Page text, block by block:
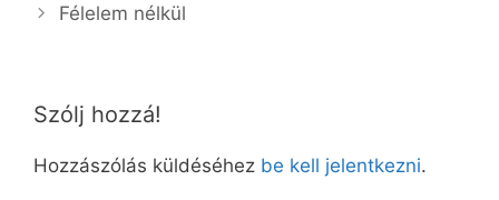
Félelem nélkül
Szólj hozzá!
Hozzászólás küldéséhez be kell jelentkezni.